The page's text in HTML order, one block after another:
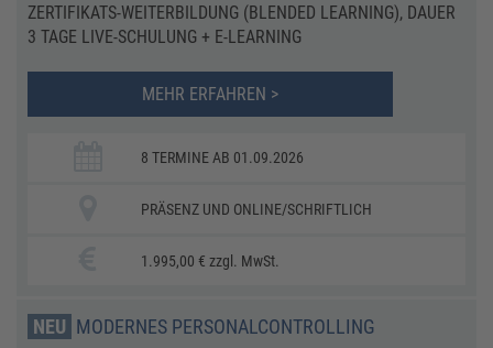
ZERTIFIKATS-WEITERBILDUNG (BLENDED LEARNING), DAUER
3 TAGE LIVE-SCHULUNG + E-LEARNING
MEHR ERFAHREN >
8 TERMINE AB 01.09.2026
PRÄSENZ UND ONLINE/SCHRIFTLICH
1.995,00 € zzgl. MwSt.
NEU MODERNES PERSONALCONTROLLING